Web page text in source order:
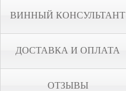
ВИННЫЙ КОНСУЛЬТАНТ
ДОСТАВКА И ОПЛАТА
ОТЗЫВЫ